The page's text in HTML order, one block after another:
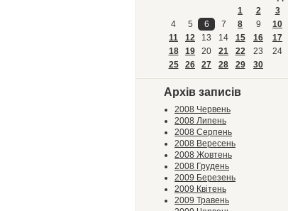
1
2
3
4
5 6 7 8 9
10
11
12 13 14 15 16
17
18
19 20 21 22 23
24
25
26 27 28 29 30
Архів записів
2008 Червень
2008 Липень
2008 Серпень
2008 Вересень
2008 Жовтень
2008 Грудень
2009 Березень
2009 Квітень
2009 Травень